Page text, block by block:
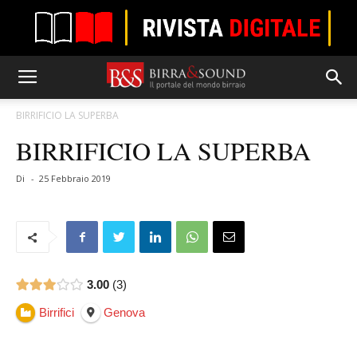
BIRRIFICIO LA SUPERBA
BIRRIFICIO LA SUPERBA
Di - 25 Febbraio 2019
3.00 3
Birrifici Genova